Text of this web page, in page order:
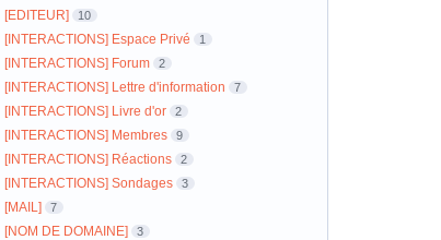
[EDITEUR] 10
[INTERACTIONS] Espace Privé 1
[INTERACTIONS] Forum 2
[INTERACTIONS] Lettre d'information 7
[INTERACTIONS] Livre d'or 2
[INTERACTIONS] Membres 9
[INTERACTIONS] Réactions 2
[INTERACTIONS] Sondages 3
[MAIL] 7
[NOM DE DOMAINE] 3